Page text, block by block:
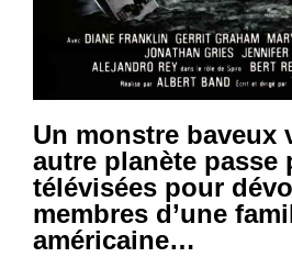
Un monstre baveux
autre planète passe
télévisées pour
membres d’une
américaine…